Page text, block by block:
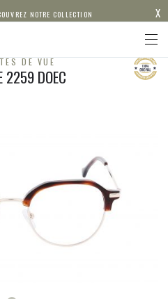
NOTRE COLLECTION X
DE VUE
2259 DOEC